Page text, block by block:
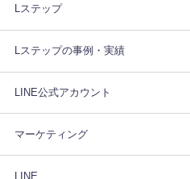
Lステップ
Lステップの事例・実績
LINE公式アカウント
マーケティング
LINE